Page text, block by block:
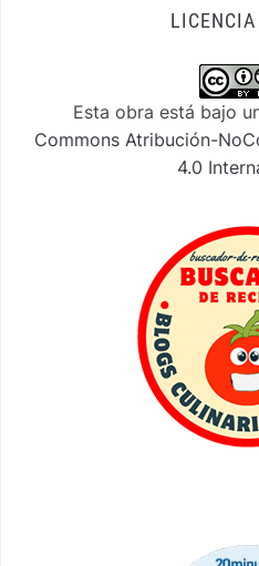
LICENCIA
Esta obra está bajo
Commons Atribución-
4.0